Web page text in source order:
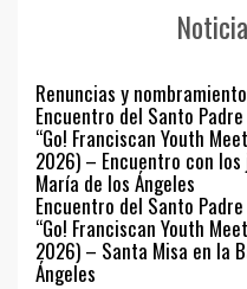
Renuncias y
Encuentro del Santo
“Go! Franciscan Youth
2026) – Encuentro con
María de los Ángeles
Encuentro del Santo
“Go! Franciscan Youth
2026) – Santa Misa en la
Ángeles